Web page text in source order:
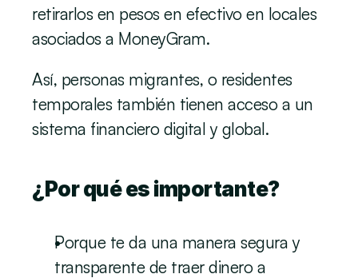
retirarlos en pesos en efectivo en locales
asociados a MoneyGram.
Así, personas migrantes, o residentes
temporales también tienen acceso a un
sistema financiero digital y global.
¿Por qué es importante?
Porque te da una manera segura y
transparente de traer dinero a